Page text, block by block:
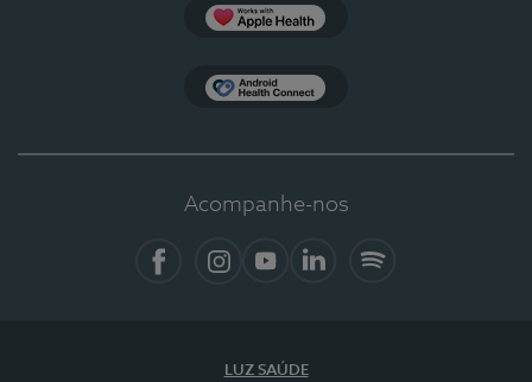
Acompanhe-nos
LUZ SAÚDE